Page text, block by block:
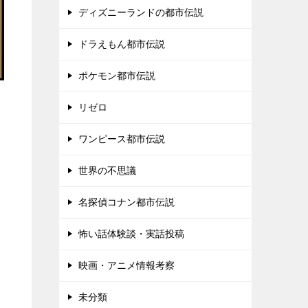
ディズニーランドの都市伝説
ドラえもん都市伝説
ポケモン都市伝説
リゼロ
ワンピース都市伝説
世界の不思議
名探偵コナン都市伝説
怖い話体験談・実話投稿
映画・アニメ情報考察
未分類